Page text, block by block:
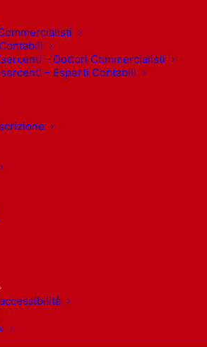
– Dottori Commercialisti
– Esperti Contabili